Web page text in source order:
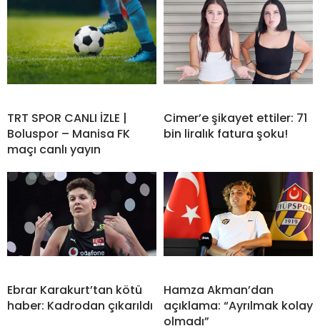
TRT SPOR CANLI İZLE |
Boluspor – Manisa FK
maçı canlı yayın
Cimer’e şikayet ettiler: 71
bin liralık fatura şoku!
Ebrar Karakurt’tan kötü
haber: Kadrodan çıkarıldı
Hamza Akman’dan
açıklama: “Ayrılmak kolay
olmadı”